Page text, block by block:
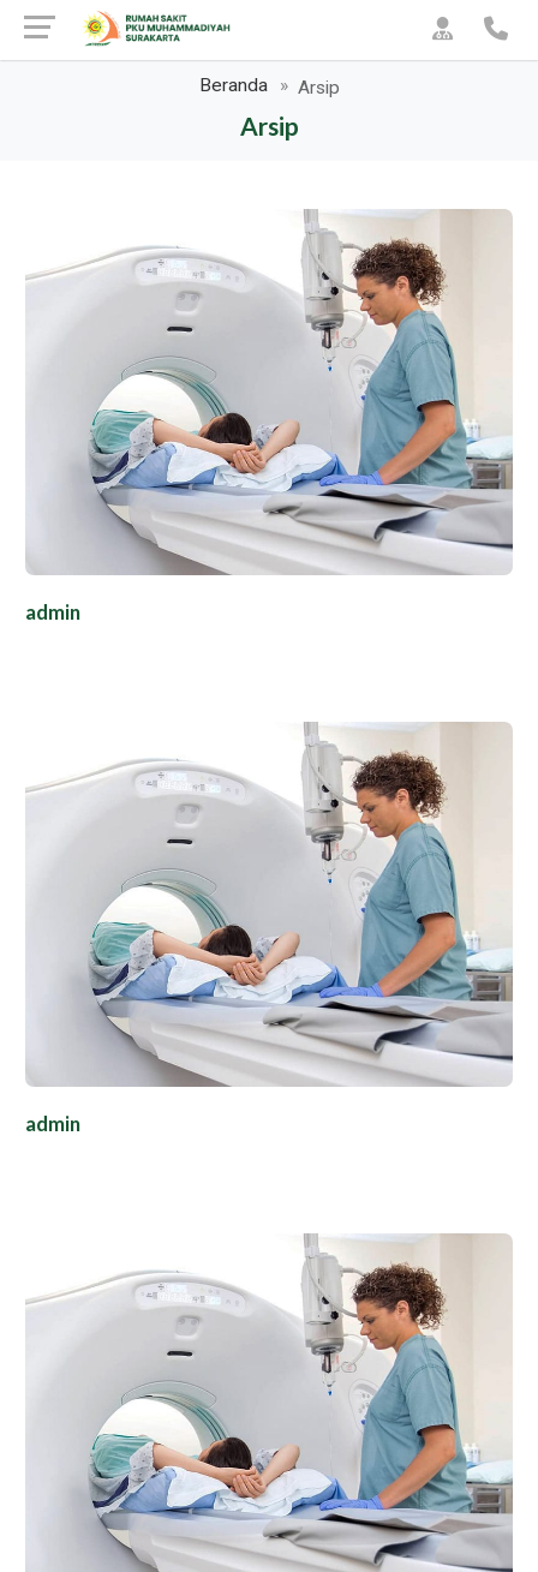
Beranda Arsip
Arsip
admin
admin